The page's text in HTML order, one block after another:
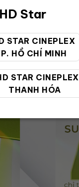
Star
STAR CINEPLEX
HỒ CHÍ MINH
STAR CINEPLEX
THANH HÓA